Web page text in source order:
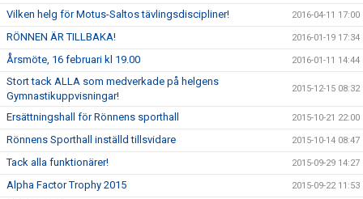
Vilken helg för Motus-Saltos tävlingsdiscipliner! 2016-04-11 17:00
RÖNNEN ÄR TILLBAKA! 2016-01-19 17:34
Årsmöte, 16 februari kl 19.00 2016-01-11 14:44
Stort tack ALLA som medverkade på helgens
Gymnastikuppvisningar!
2015-12-15 08:32
Ersättningshall för Rönnens sporthall 2015-10-21 22:00
Rönnens Sporthall inställd tillsvidare 2015-10-14 08:47
Tack alla funktionärer! 2015-09-29 14:27
Alpha Factor Trophy 2015 2015-09-22 11:53